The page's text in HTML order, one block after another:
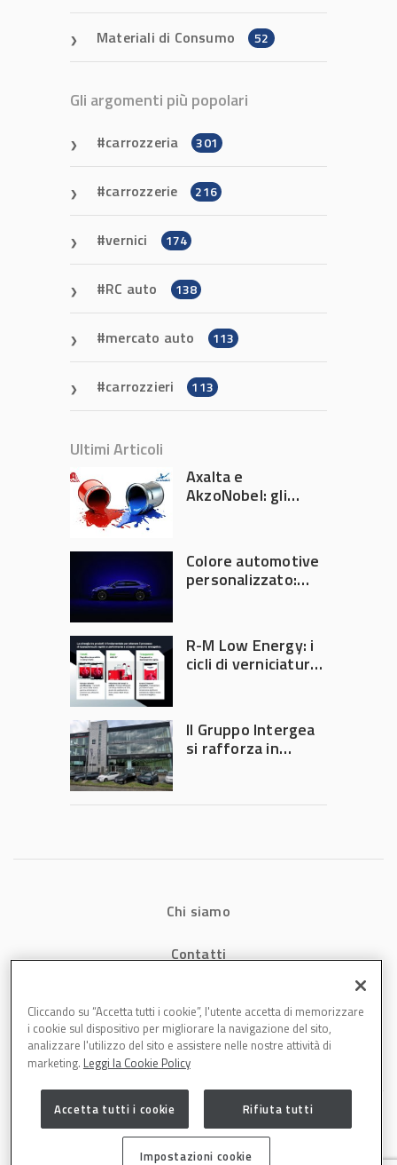
Materiali di Consumo 52
Gli argomenti più popolari
carrozzeria 301
carrozzerie 216
vernici 174
RC auto 138
mercato auto 113
carrozzieri 113
Ultimi Articoli
Axalta e
AkzoNobel: gli
Colore automotive
personalizzato:
diventa ingegneria
di precisione
R-M Low Energy: i
cicli di verniciatura
tempi e costi in
carrozzeria
Il Gruppo Intergea
si rafforza in
Chi siamo
Contatti
Cookies
Cliccando su “Accetta tutti i cookie”, l'utente accetta di memorizzare
i cookie sul dispositivo per migliorare la navigazione del sito,
analizzare l'utilizzo del sito e assistere nelle nostre attività di
marketing. Leggi la Cookie Policy
Accetta tutti i cookie Rifiuta tutti
Impostazioni cookie